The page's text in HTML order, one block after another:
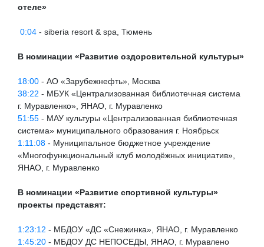
отеле»
0:04 - siberia resort & spa, Тюмень
В номинации «Развитие оздоровительной культуры»
18:00 - АО «Зарубежнефть», Москва
38:22 - МБУК «Централизованная библиотечная система
г. Муравленко», ЯНАО, г. Муравленко
51:55 - МАУ культуры «Централизованная библиотечная
система» муниципального образования г. Ноябрьск
1:11:08 - Муниципальное бюджетное учреждение
«Многофункциональный клуб молодёжных инициатив»,
ЯНАО, г. Муравленко
В номинации «Развитие спортивной культуры»
проекты представят:
1:23:12 - МБДОУ «ДС «Снежинка», ЯНАО, г. Муравленко
1:45:20 - МБДОУ ДС НЕПОСЕДЫ, ЯНАО, г. Муравлено